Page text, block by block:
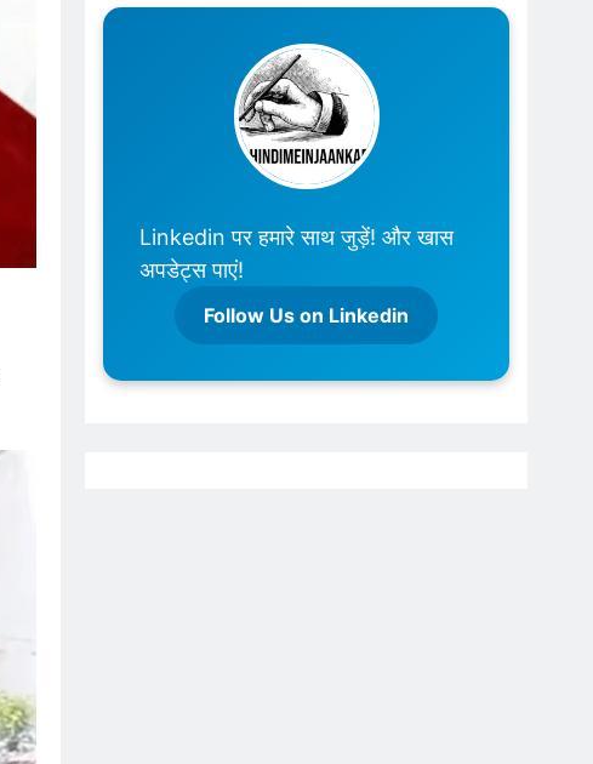
Linkedin पर हमारे साथ जुड़ें! और खास
अपडेट्स पाएं!
Follow Us on Linkedin